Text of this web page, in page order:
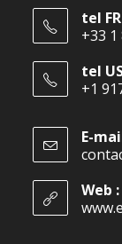
tel
+33 1
tel
+1
E-
Web :